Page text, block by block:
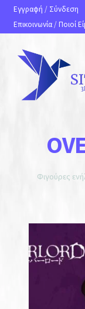
Εγγραφή / Σύνδεση
Επικοινωνία/ Ποιοί
ΠΡΟΪΟΝΤΑ
Αθλήματα
Σπίτι &
Φιγούρες